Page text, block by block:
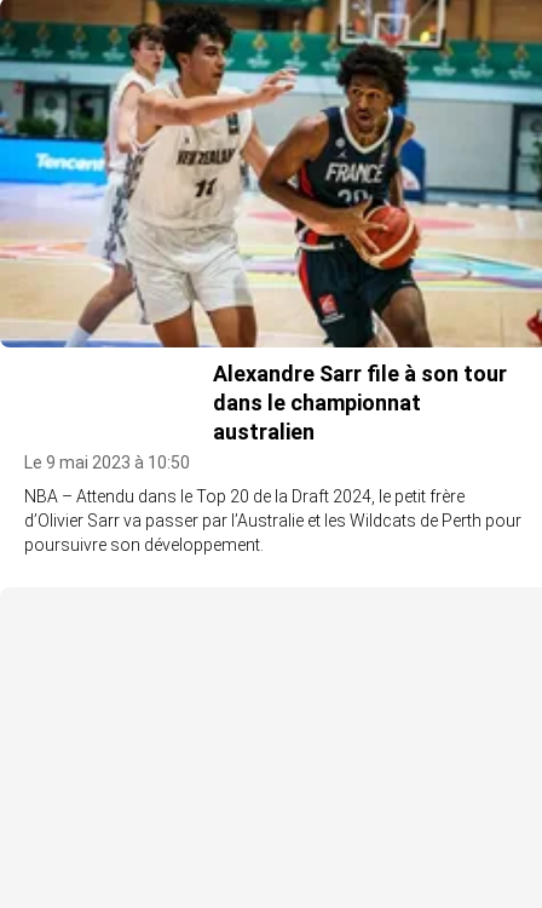
Alexandre Sarr file à son tour
dans le championnat
australien
Le 9 mai 2023 à 10:50
NBA – Attendu dans le Top 20 de la Draft 2024, le petit frère
d’Olivier Sarr va passer par l’Australie et les Wildcats de Perth pour
poursuivre son développement.